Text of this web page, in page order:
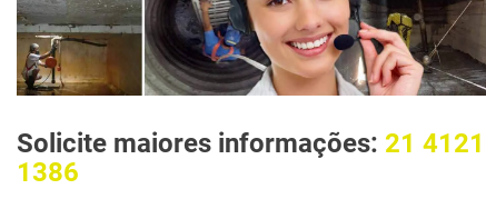
Solicite maiores informações: 21
1386